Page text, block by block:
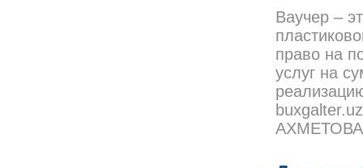
Ваучер –
право на
услуг на